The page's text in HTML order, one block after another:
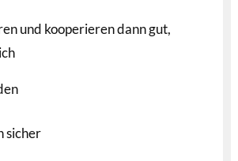
und kooperieren dann gut,
sicher